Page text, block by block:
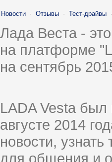
Новости · Отзывы · Тест-драйвы ·
Лада Веста -
на платформе
на сентябрь
LADA Vesta был
августе 2014
новости,
для общения и